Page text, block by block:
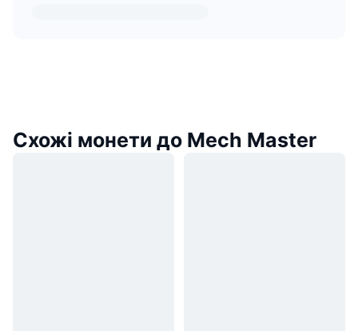
Схожі монети до Mech Master